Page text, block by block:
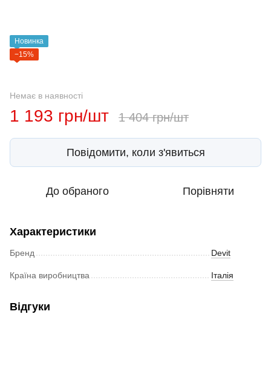
Новинка
−15%
Немає в наявності
1 193 грн/шт 1 404 грн/шт
Повідомити, коли з'явиться
До обраного Порівняти
Характеристики
Бренд Devit
Країна виробництва Італія
Відгуки